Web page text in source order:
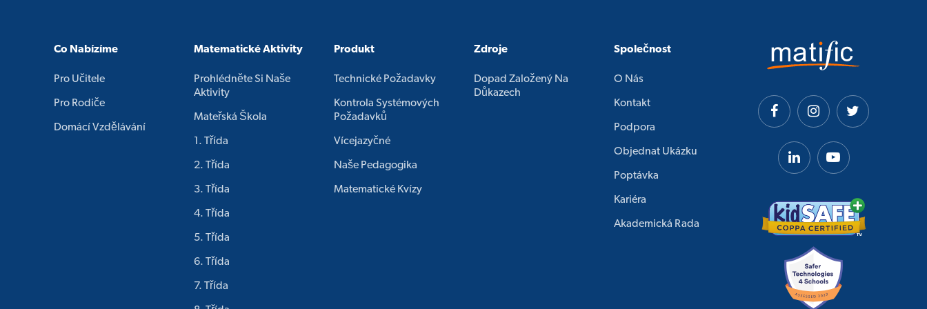
Co Nabízíme
Pro Učitele
Pro Rodiče
Domácí Vzdělávání
Matematické Aktivity
Prohlédněte Si Naše
Aktivity
Mateřská Škola
1. Třída
2. Třída
3. Třída
4. Třída
5. Třída
6. Třída
7. Třída
Produkt
Technické Požadavky
Kontrola Systémových
Požadavků
Vícejazyčné
Naše Pedagogika
Matematické Kvízy
Zdroje
Dopad Založený Na
Důkazech
Společnost
O Nás
Kontakt
Podpora
Objednat Ukázku
Poptávka
Kariéra
Akademická Rada